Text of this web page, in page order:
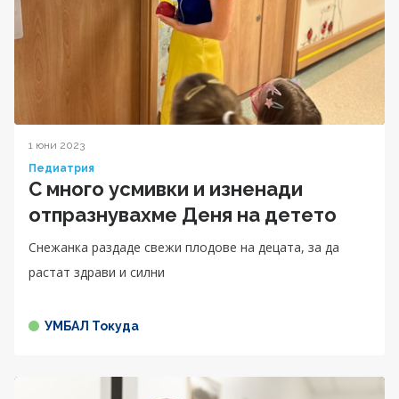
1 юни 2023
Педиатрия
С много усмивки и изненади
отпразнувахме Деня на детето
Снежанка раздаде свежи плодове на децата, за да
растат здрави и силни
УМБАЛ Токуда